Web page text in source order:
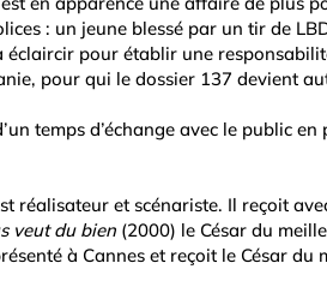
: un jeune blessé par un tir de
éclaircir pour établir une
pour qui le dossier 137 devient
temps d’échange avec le public
réalisateur et scénariste. Il reçoit
veut du bien (2000) le César du
à Cannes et reçoit le César du